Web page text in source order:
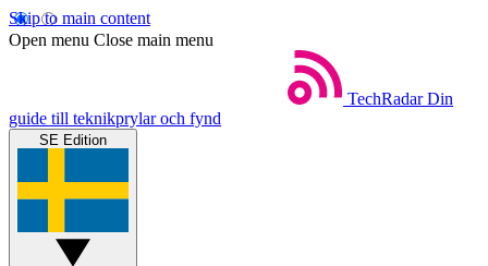
Skip to main content
Open menu Close main menu
TechRadar Din
guide till teknikprylar och fynd
SE Edition